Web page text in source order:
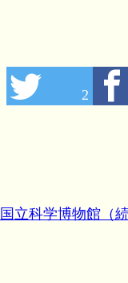
2
国立科学博物館（